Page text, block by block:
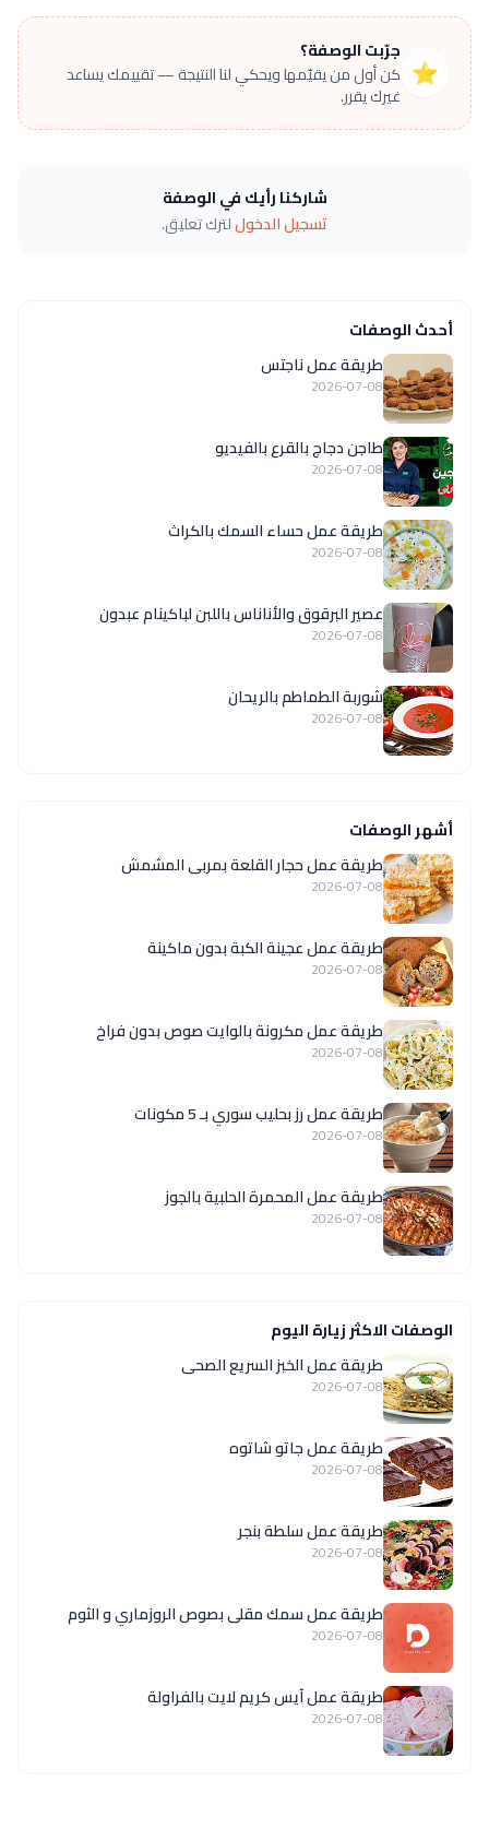
⭐
جرّبت الوصفة؟
كن أول من يقيّمها ويحكي لنا النتيجة — تقييمك يساعد
غيرك يقرر.
شاركنا رأيك في الوصفة
تسجيل الدخوللترك تعليق.
أحدث الوصفات
طريقة عمل ناجتس
2026-07-08
طاجن دجاج بالقرع بالفيديو
2026-07-08
طريقة عمل حساء السمك بالكراث
2026-07-08
عصير البرقوق والأناناس باللبن لباكينام عبدون
2026-07-08
شوربة الطماطم بالريحان
2026-07-08
أشهر الوصفات
طريقة عمل حجار القلعة بمربى المشمش
2026-07-08
طريقة عمل عجينة الكبة بدون ماكينة
2026-07-08
طريقة عمل مكرونة بالوايت صوص بدون فراخ
2026-07-08
طريقة عمل رز بحليب سوري بـ 5 مكونات
2026-07-08
طريقة عمل المحمرة الحلبية بالجوز
2026-07-08
الوصفات الاكثر زيارة اليوم
طريقة عمل الخبز السريع الصحى
2026-07-08
طريقة عمل جاتو شاتوه
2026-07-08
طريقة عمل سلطة بنجر
2026-07-08
طريقة عمل سمك مقلى بصوص الروزماري و الثوم
2026-07-08
طريقة عمل آيس كريم لايت بالفراولة
2026-07-08